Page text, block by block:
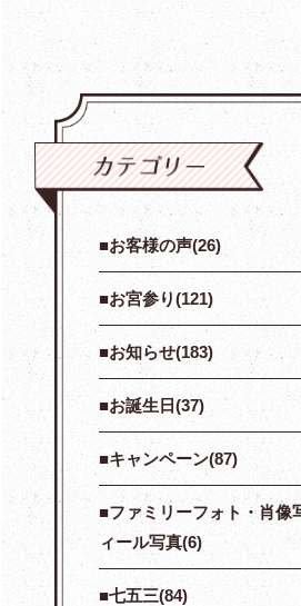
お客様の声(26)
お宮参り(121)
お知らせ(183)
お誕生日(37)
キャンペーン(87)
ファミリーフォト・肖像
ィール写真(6)
七五三(84)